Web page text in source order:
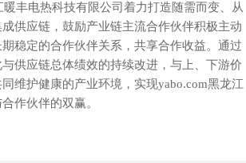
丰电热科技有限公司着力打造随需而变、从
供应链，鼓励产业链主流合作伙伴积极主动
稳定的合作伙伴关系，共享合作收益。通过
供应链总体绩效的持续改进，与上、下游价
维护健康的产业环境，实现yabo.com黑龙江
作伙伴的双赢。